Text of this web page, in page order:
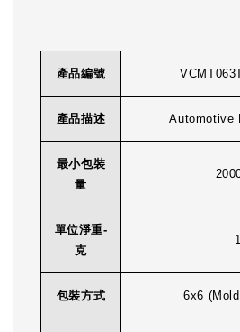
產品編號
產品描述 Automotive
最小包裝
量
單位淨重-
克
包裝方式 6x6